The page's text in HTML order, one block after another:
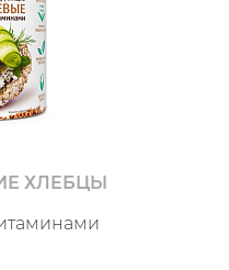
ХЛЕБЦЫ